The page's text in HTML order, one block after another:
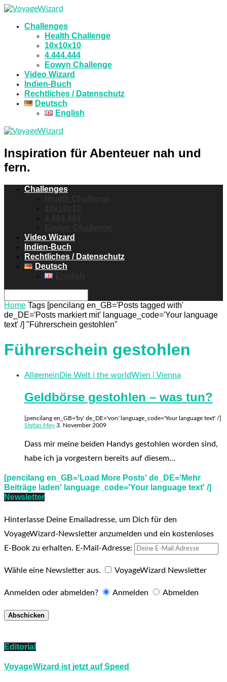
Challenges
Health Challenge
10x10x10
4.444.444
Eowyn Challenge
Video Wizard
Indien-Buch
Rechtliches / Datenschutz
Deutsch
English
Inspiration für Abenteuer nah und
fern.
Challenges
Video Wizard
Indien-Buch
Rechtliches / Datenschutz
Deutsch
Home Tags [pencilang en_GB='Posts tagged with'
de_DE='Posts markiert mit' language_code='Your language
text' /] "Führerschein gestohlen"
Führerschein gestohlen
Allgemein Die Welt | the worldWien | Vienna
Geldbörse gestohlen – was tun?
[pencilang en_GB='by' de_DE='von' language_code='Your language text' /]
Stefan Mey 3. November 2009
Dass mir meine beiden Handys gestohlen worden sind,
habe ich ja vorgestern bereits auf diesem…
[pencilang en_GB='Load More Posts' de_DE='Mehr
Beiträge laden' language_code='Your language text' /]
Newsletter
Hinterlasse Deine Emailadresse, um Dich für den
VoyageWizard-Newsletter anzumelden und ein kostenloses
E-Book zu erhalten. E-Mail-Adresse:
Wähle eine Newsletter aus. VoyageWizard Newsletter
Anmelden oder abmelden? Anmelden Abmelden
Editorial
VoyageWizard ist jetzt auf Speed